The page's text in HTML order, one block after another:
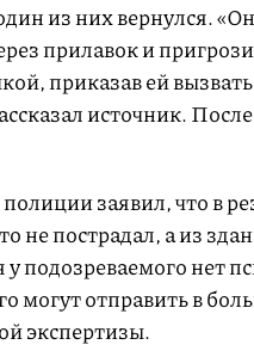
из них вернулся. «Он
прилавок и
приказав ей вызвать
источник. После
заявил, что в
не пострадал, а из
подозреваемого нет
могут отправить в
экспертизы.